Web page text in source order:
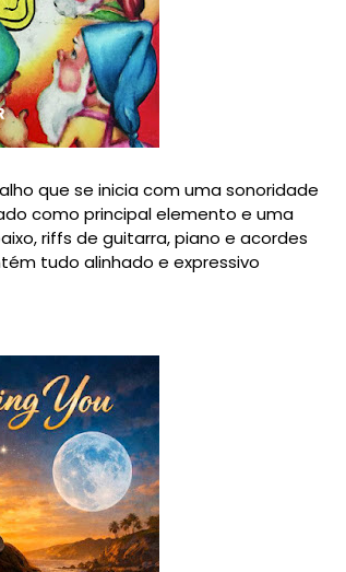
que se inicia com uma sonoridade
como principal elemento e uma
riffs de guitarra, piano e acordes
tudo alinhado e expressivo